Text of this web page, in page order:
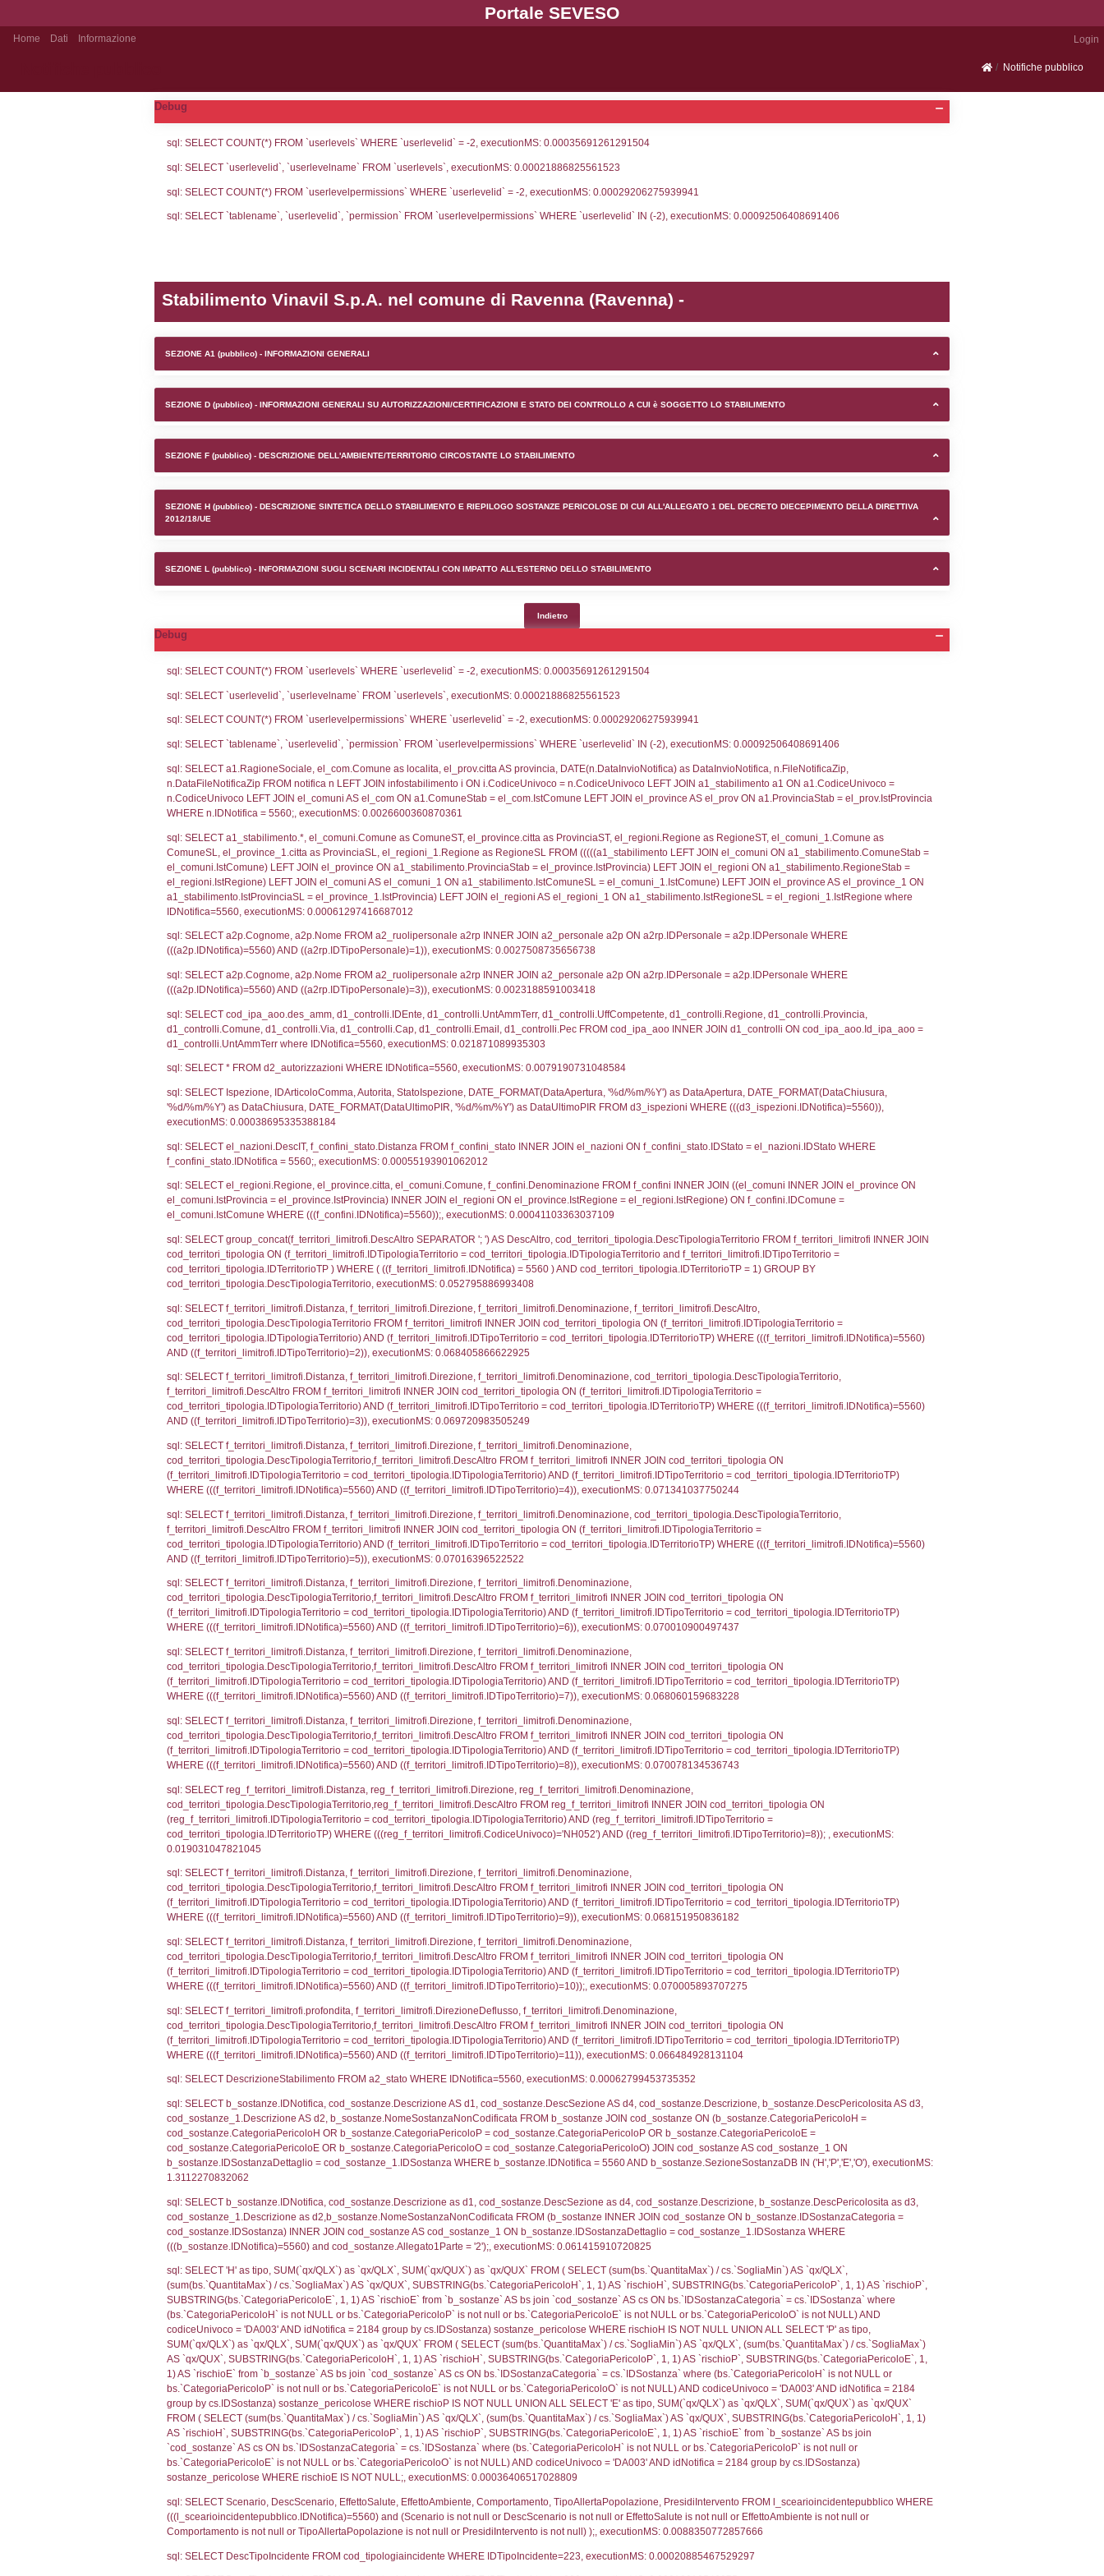
Portale SEVESO
Notifiche pubblico
Debug
sql: SELECT COUNT(*) FROM `userlevels` WHERE `userlevelid` = -2, executionMS: 0.00035691261291504
sql: SELECT COUNT(*) FROM `userlevelpermissions` WHERE `userlevelid` = -2, executionMS: 0.00029206275939941
Stabilimento Vinavil S.p.A. nel comune di Ravenna (Ravenna) -
SEZIONE D (pubblico) - INFORMAZIONI GENERALI SU AUTORIZZAZIONI/CERTIFICAZIONI E STATO DEI CONTROLLO A CUI è SOGGETTO
SEZIONE F (pubblico) - DESCRIZIONE DELL'AMBIENTE/TERRITORIO CIRCOSTANTE LO STABILIMENTO
SEZIONE H (pubblico) - DESCRIZIONE SINTETICA DELLO STABILIMENTO E RIEPILOGO SOSTANZE PERICOLOSE DI CUI ALL'ALLEGATO
2012/18/UE
SEZIONE L (pubblico) - INFORMAZIONI SUGLI SCENARI INCIDENTALI CON IMPATTO ALL'ESTERNO DELLO STABILIMENTO
Debug
sql: SELECT COUNT(*) FROM `userlevels` WHERE `userlevelid` = -2, executionMS: 0.00035691261291504
sql: SELECT `userlevelid`, `userlevelname` FROM `userlevels`, executionMS: 0.00021886825561523
sql: SELECT COUNT(*) FROM `userlevelpermissions` WHERE `userlevelid` = -2, executionMS: 0.00029206275939941
sql: SELECT `tablename`, `userlevelid`, `permission` FROM `userlevelpermissions` WHERE `userlevelid` IN (-2),
sql: SELECT a1.RagioneSociale, el_com.Comune as localita, el_prov.citta AS provincia, DATE(n.DataInvioNotifica) as
n.DataFileNotificaZip FROM notifica n LEFT JOIN infostabilimento i ON i.CodiceUnivoco = n.CodiceUnivoco LEFT JOIN
WHERE n.IDNotifica = 5560;, executionMS: 0.0026600360870361
sql: SELECT a1_stabilimento.*, el_comuni.Comune as ComuneST, el_province.citta as ProvinciaST, el_regioni.Regione
ComuneSL, el_province_1.citta as ProvinciaSL, el_regioni_1.Regione as RegioneSL FROM (((((a1_stabilimento LEFT
el_comuni.IstComune) LEFT JOIN el_province ON a1_stabilimento.ProvinciaStab = el_province.IstProvincia) LEFT JOIN
el_regioni.IstRegione) LEFT JOIN el_comuni AS el_comuni_1 ON a1_stabilimento.IstComuneSL =
a1_stabilimento.IstProvinciaSL = el_province_1.IstProvincia) LEFT JOIN el_regioni AS el_regioni_1 ON
IDNotifica=5560, executionMS: 0.00061297416687012
sql: SELECT a2p.Cognome, a2p.Nome FROM a2_ruolipersonale a2rp INNER JOIN a2_personale a2p ON
(((a2p.IDNotifica)=5560) AND ((a2rp.IDTipoPersonale)=1)), executionMS: 0.0027508735656738
sql: SELECT a2p.Cognome, a2p.Nome FROM a2_ruolipersonale a2rp INNER JOIN a2_personale a2p ON
(((a2p.IDNotifica)=5560) AND ((a2rp.IDTipoPersonale)=3)), executionMS: 0.0023188591003418
sql: SELECT cod_ipa_aoo.des_amm, d1_controlli.IDEnte, d1_controlli.UntAmmTerr, d1_controlli.UffCompetente,
d1_controlli.Comune, d1_controlli.Via, d1_controlli.Cap, d1_controlli.Email, d1_controlli.Pec FROM cod_ipa_aoo INNER
d1_controlli.UntAmmTerr where IDNotifica=5560, executionMS: 0.021871089935303
sql: SELECT Ispezione, IDArticoloComma, Autorita, StatoIspezione, DATE_FORMAT(DataApertura, '%d/%m/%Y') as
'%d/%m/%Y') as DataChiusura, DATE_FORMAT(DataUltimoPIR, '%d/%m/%Y') as DataUltimoPIR FROM d3_ispezioni
executionMS: 0.00038695335388184
sql: SELECT el_nazioni.DescIT, f_confini_stato.Distanza FROM f_confini_stato INNER JOIN el_nazioni ON
f_confini_stato.IDNotifica = 5560;, executionMS: 0.00055193901062012
sql: SELECT el_regioni.Regione, el_province.citta, el_comuni.Comune, f_confini.Denominazione FROM f_confini INNER
el_comuni.IstProvincia = el_province.IstProvincia) INNER JOIN el_regioni ON el_province.IstRegione =
el_comuni.IstComune WHERE (((f_confini.IDNotifica)=5560));, executionMS: 0.00041103363037109
sql: SELECT group_concat(f_territori_limitrofi.DescAltro SEPARATOR '; ') AS DescAltro,
cod_territori_tipologia.IDTerritorioTP ) WHERE ( ((f_territori_limitrofi.IDNotifica) = 5560 ) AND
cod_territori_tipologia.DescTipologiaTerritorio, executionMS: 0.052795886993408
sql: SELECT f_territori_limitrofi.Distanza, f_territori_limitrofi.Direzione, f_territori_limitrofi.Denominazione,
cod_territori_tipologia.DescTipologiaTerritorio FROM f_territori_limitrofi INNER JOIN cod_territori_tipologia ON
cod_territori_tipologia.IDTipologiaTerritorio) AND (f_territori_limitrofi.IDTipoTerritorio =
AND ((f_territori_limitrofi.IDTipoTerritorio)=2)), executionMS: 0.068405866622925
sql: SELECT f_territori_limitrofi.Distanza, f_territori_limitrofi.Direzione, f_territori_limitrofi.Denominazione,
f_territori_limitrofi.DescAltro FROM f_territori_limitrofi INNER JOIN cod_territori_tipologia ON
cod_territori_tipologia.IDTipologiaTerritorio) AND (f_territori_limitrofi.IDTipoTerritorio =
sql: SELECT f_territori_limitrofi.Distanza, f_territori_limitrofi.Direzione, f_territori_limitrofi.Denominazione,
cod_territori_tipologia.DescTipologiaTerritorio,f_territori_limitrofi.DescAltro FROM f_territori_limitrofi INNER JOIN
(f_territori_limitrofi.IDTipologiaTerritorio = cod_territori_tipologia.IDTipologiaTerritorio) AND
WHERE (((f_territori_limitrofi.IDNotifica)=5560) AND ((f_territori_limitrofi.IDTipoTerritorio)=4)), executionMS:
sql: SELECT f_territori_limitrofi.Distanza, f_territori_limitrofi.Direzione, f_territori_limitrofi.Denominazione,
f_territori_limitrofi.DescAltro FROM f_territori_limitrofi INNER JOIN cod_territori_tipologia ON
cod_territori_tipologia.IDTipologiaTerritorio) AND (f_territori_limitrofi.IDTipoTerritorio =
AND ((f_territori_limitrofi.IDTipoTerritorio)=5)), executionMS: 0.07016396522522
sql: SELECT f_territori_limitrofi.Distanza, f_territori_limitrofi.Direzione, f_territori_limitrofi.Denominazione,
cod_territori_tipologia.DescTipologiaTerritorio,f_territori_limitrofi.DescAltro FROM f_territori_limitrofi INNER JOIN
(f_territori_limitrofi.IDTipologiaTerritorio = cod_territori_tipologia.IDTipologiaTerritorio) AND
WHERE (((f_territori_limitrofi.IDNotifica)=5560) AND ((f_territori_limitrofi.IDTipoTerritorio)=6)), executionMS:
sql: SELECT f_territori_limitrofi.Distanza, f_territori_limitrofi.Direzione, f_territori_limitrofi.Denominazione,
cod_territori_tipologia.DescTipologiaTerritorio,f_territori_limitrofi.DescAltro FROM f_territori_limitrofi INNER JOIN